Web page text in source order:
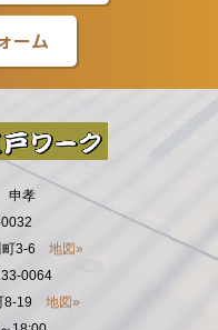
ーム
申孝
0032
3-6
地図»
0064
8-19
地図»